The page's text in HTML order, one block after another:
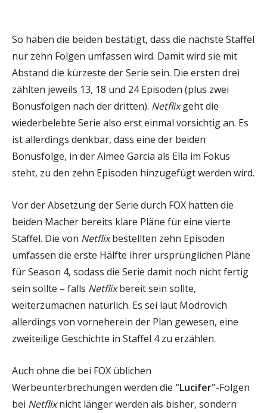
So haben die beiden bestätigt, dass die nächste Staffel
nur zehn Folgen umfassen wird. Damit wird sie mit
Abstand die kürzeste der Serie sein. Die ersten drei
zählten jeweils 13, 18 und 24 Episoden (plus zwei
Bonusfolgen nach der dritten). Netflixgeht die
wiederbelebte Serie also erst einmal vorsichtig an. Es
ist allerdings denkbar, dass eine der beiden
Bonusfolge, in der Aimee Garcia als Ella im Fokus
steht, zu den zehn Episoden hinzugefügt werden wird.
Vor der Absetzung der Serie durch FOX hatten die
beiden Macher bereits klare Pläne für eine vierte
Staffel. Die von Netflixbestellten zehn Episoden
umfassen die erste Hälfte ihrer ursprünglichen Pläne
für Season 4, sodass die Serie damit noch nicht fertig
sein sollte – falls Netflixbereit sein sollte,
weiterzumachen natürlich. Es sei laut Modrovich
allerdings von vorneherein der Plan gewesen, eine
zweiteilige Geschichte in Staffel 4 zu erzählen.
Auch ohne die bei FOX üblichen
Werbeunterbrechungen werden die "Lucifer"-Folgen
bei Netflixnicht länger werden als bisher, sondern